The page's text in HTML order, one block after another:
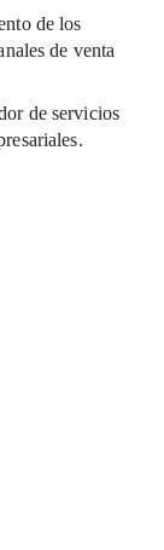
de los
de venta
de servicios